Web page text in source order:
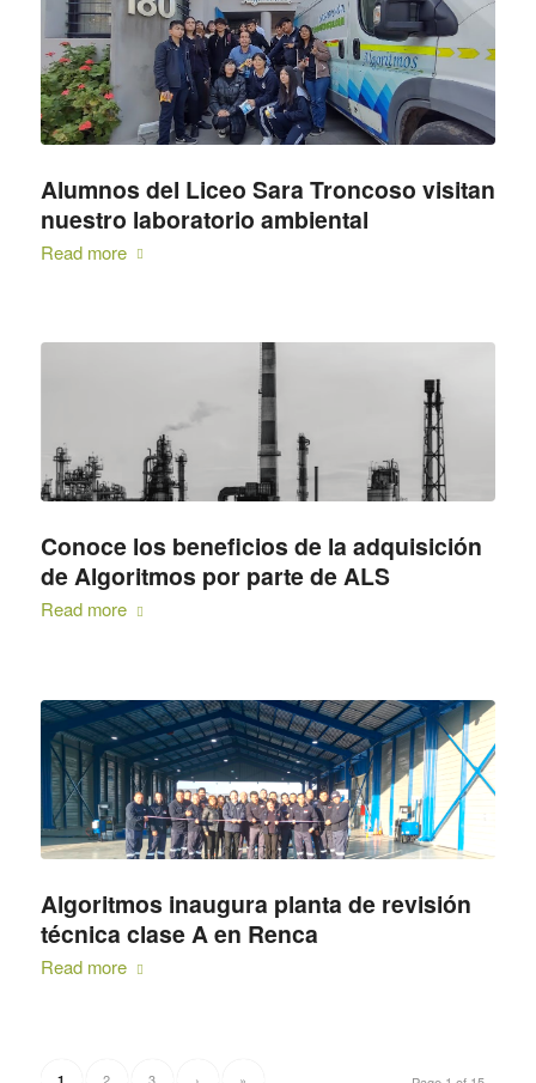
Alumnos del Liceo Sara Troncoso visitan
nuestro laboratorio ambiental
Read more
Conoce los beneficios de la adquisición
de Algoritmos por parte de ALS
Read more
Algoritmos inaugura planta de revisión
técnica clase A en Renca
Read more
2 3 › »